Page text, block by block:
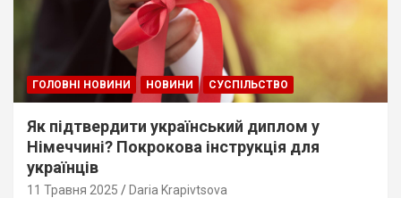
ГОЛОВНІ НОВИНИ НОВИНИ СУСПІЛЬСТВО
Як підтвердити український диплом у
Німеччині? Покрокова інструкція для
українців
11 Травня 2025 Daria Krapivtsova